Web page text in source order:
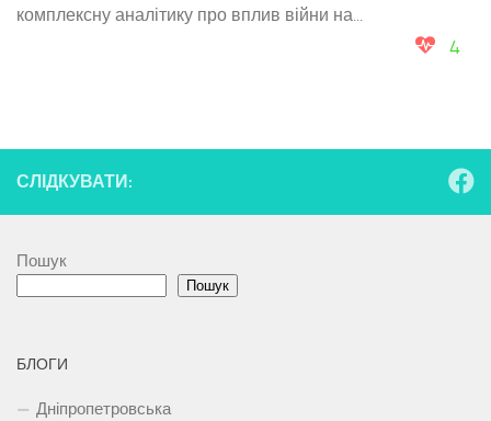
комплексну аналітику про вплив війни на...
4
СЛІДКУВАТИ:
Пошук
Пошук
БЛОГИ
Дніпропетровська